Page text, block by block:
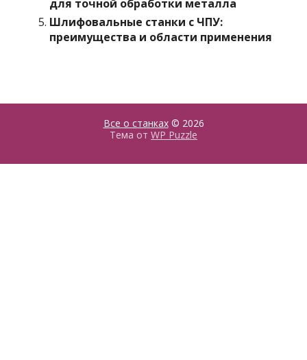
для точной обработки металла
Шлифовальные станки с ЧПУ:
преимущества и области применения
Все о станках© 2026
Тема от WP Puzzle